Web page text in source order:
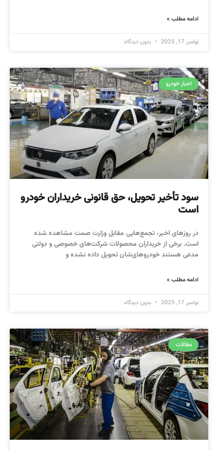
ادامه مطلب »
نوامبر 17, 2025 بدون دیدگاه
اخبار خودرو
سود تأخیر تحویل، حق قانونی خریداران خودرو
است
در روزهای اخیر، تجمع‌هایی مقابل وزارت صمت مشاهده شده
است. برخی از خریداران محصولات شرکت‌های خصوصی و دولتی
مدعی هستند خودروهای‌شان تحویل داده نشده و
ادامه مطلب »
نوامبر 17, 2025 بدون دیدگاه
مقالات